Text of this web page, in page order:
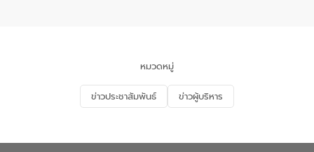
สร้างจิตสำนึกในการอนุรักษ์สิ่งแวดล้อม ใน
หัวข้อ “น้ำเสียชุมชนและการบำบัดน้ำเสีย
เบื้องต้น” โดยให้ความรู้เกี่ยวกับสาเหตุและ
ผลกระทบของน้ำเสีย แนวทางการลดการ
ปิฏการาม อำเภอเมืองกาฬสินธุ์ จังหวัด
หมวดหมู่
ข่าวประชาสัมพันธ์ ข่าวผู้บริหาร